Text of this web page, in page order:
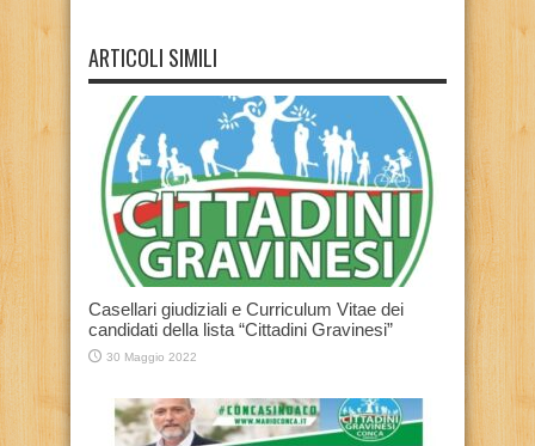
ARTICOLI SIMILI
Casellari giudiziali e Curriculum Vitae dei
candidati della lista “Cittadini Gravinesi”
30 Maggio 2022